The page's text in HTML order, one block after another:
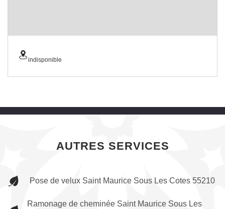
indisponible
AUTRES SERVICES
Pose de velux Saint Maurice Sous Les Cotes 55210
Ramonage de cheminée Saint Maurice Sous Les